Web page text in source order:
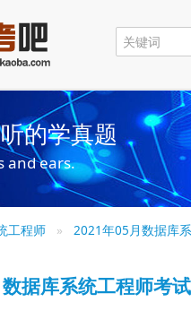
的学真题
and ears.
工程师 2021年05月数据库
据库系统工程师考